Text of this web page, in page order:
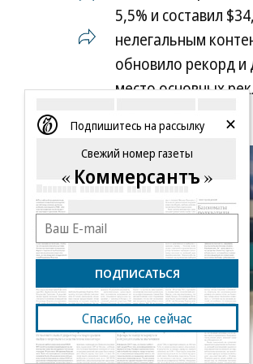
В 2023 году доля
есть фактически
схем, а не о росте
2025 году
замедлится из-за
Раздымахо.
Олег Козырицкий
Газета «Коммерсантъ»
Подписывайтесь на тему:
Кибербезопасность
5,5% и составил
нелегальным
обновило рекорд и
место основных
Подпишитесь на рассылку
Свежий номер газеты
Коммерсантъ
ПОДПИСАТЬСЯ
Спасибо, не сейчас